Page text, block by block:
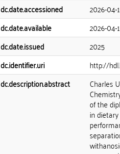
dc.date.accessioned
2026-04-
dc.date.available
2026-04-
dc.date.issued
2025
dc.identifier.uri
http://
dc.description.abstract
Charles
of the
in